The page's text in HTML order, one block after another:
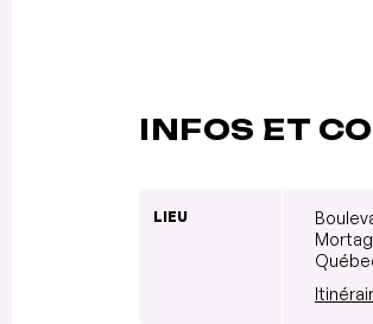
INFOS ET
LIEU